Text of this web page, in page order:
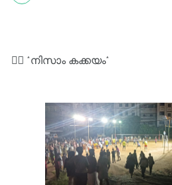
✍🏿 *നിസാം കക്കയം*